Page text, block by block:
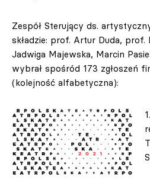
Zespół Sterujący ds.
składzie: prof. Artur Duda,
Jadwiga Majewska, Marcin
wybrał spośród 173 zgłoszeń
(kolejność alfabetyczna):
1.